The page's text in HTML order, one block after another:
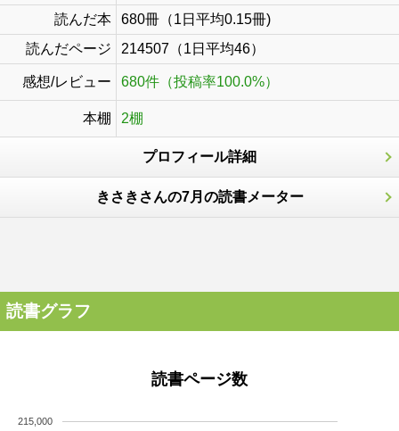
読んだ本
680冊（1日平均0.15冊)
読んだページ
214507（1日平均46）
感想/レビュー 680件（投稿率100.0%）
本棚 2棚
プロフィール詳細
きさきさんの7月の読書メーター
読書グラフ
読書ページ数
215,000